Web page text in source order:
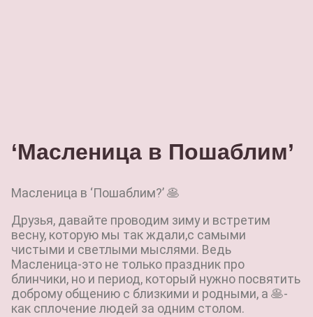
‘Масленица в Пошаблим’
Масленица в ‘Пошаблим?’ 🥞
Друзья, давайте проводим зиму и встретим
весну, которую мы так ждали,с самыми
чистыми и светлыми мыслями. Ведь
Масленица-это не только праздник про
блинчики, но и период, который нужно посвятить
доброму общению с близкими и родными, а 🥞-
как сплочение людей за одним столом.